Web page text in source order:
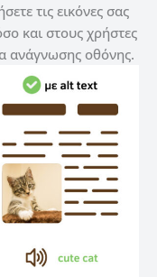
τις εικόνες σας
και στους χρήστες
ανάγνωσης οθόνης.